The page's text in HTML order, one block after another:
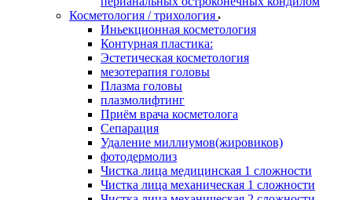
Косметология / трихология
Иньекционная косметология
Контурная пластика:
Эстетическая косметология
мезотерапия головы
Плазма головы
плазмолифтинг
Приём врача косметолога
Сепарация
Удаление миллиумов(жировиков)
фотодермолиз
Чистка лица медицинская 1 сложности
Чистка лица механическая 1 сложности